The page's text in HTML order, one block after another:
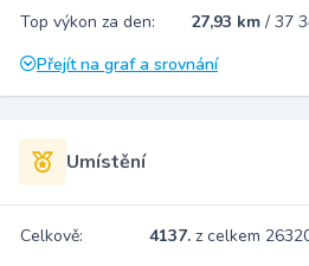
Top výkon za den:
27,93 km / 37
Přejít na graf a srovnání
Umístění
Celkově: 4137. z celkem